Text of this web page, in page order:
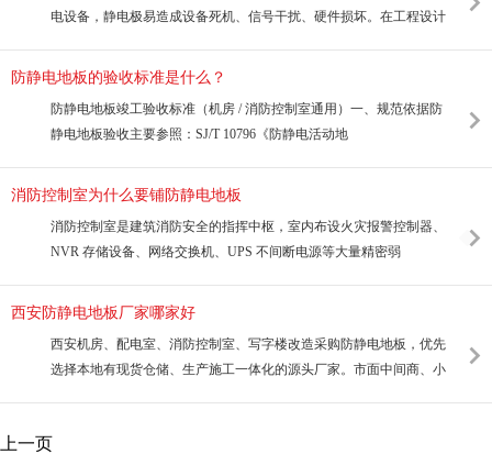
电设备，静电极易造成设备死机、信号干扰、硬件损坏。在工程设计
防静电地板的验收标准是什么？
防静电地板竣工验收标准（机房 / 消防控制室通用）一、规范依据防
静电地板验收主要参照：SJ/T 10796《防静电活动地
消防控制室为什么要铺防静电地板
消防控制室是建筑消防安全的指挥中枢，室内布设火灾报警控制器、
NVR 存储设备、网络交换机、UPS 不间断电源等大量精密弱
西安防静电地板厂家哪家好
西安机房、配电室、消防控制室、写字楼改造采购防静电地板，优先
选择本地有现货仓储、生产施工一体化的源头厂家。市面中间商、小
上一页